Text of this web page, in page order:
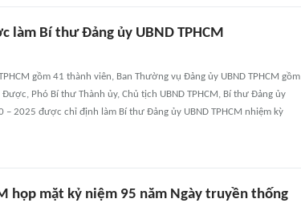
làm Bí thư Đảng ủy UBND TPHCM
gồm 41 thành viên, Ban Thường vụ Đảng ủy UBND TPHCM gồm
Phó Bí thư Thành ủy, Chủ tịch UBND TPHCM, Bí thư Đảng ủy
– 2025 được chỉ định làm Bí thư Đảng ủy UBND TPHCM nhiệm kỳ
họp mặt kỷ niệm 95 năm Ngày truyền thống